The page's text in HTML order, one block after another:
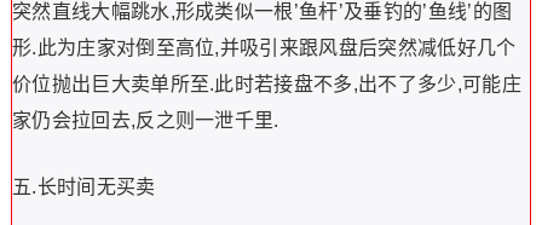
突然直线大幅跳水,形成类似一根’鱼杆’及垂钓的’鱼线’的图
形.此为庄家对倒至高位,并吸引来跟风盘后突然减低好几个
价位抛出巨大卖单所至.此时若接盘不多,出不了多少,可能庄
家仍会拉回去,反之则一泄千里.
五.长时间无买卖